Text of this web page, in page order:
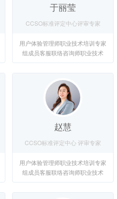
于丽莹
CCSO标准评定中心评审专家
用户体验管理师职业技术培训专家
组成员客服联络咨询师职业技术
培...
赵慧
CCSO标准评定中心 评审专家
用户体验管理师职业技术培训专家
组成员客服联络咨询师职业技术
培...